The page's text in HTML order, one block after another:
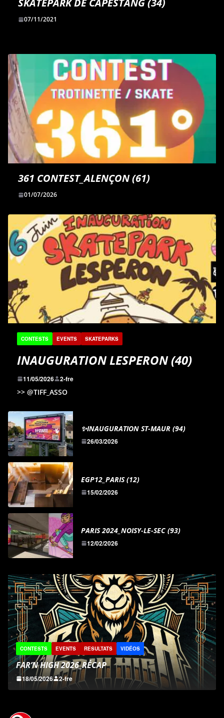
SKATEPARK DE CAPESTANG (34)
07/11/2021
361 CONTEST_ALENÇON (61)
01/07/2026
CONTESTS EVENTS SKATEPARKS
INAUGURATION LESPERON (40)
11/05/2026 2-fre
>> @TIFF_ASSO
✨INAUGURATION ST-MAUR (94)
26/03/2026
EGP12_PARIS (12)
15/02/2026
PARIS 2024_NOISY-LE-SEC (93)
12/02/2026
CONTESTS EVENTS REPORTS RESULTATS
FICELLES PICARDES 2026
03/05/2026 2-fre